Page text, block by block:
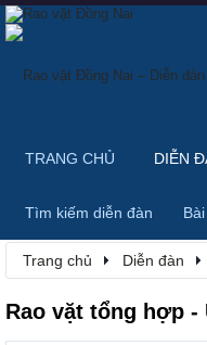
Trang chủ Diễn đàn
Rao vặt tổng hợp
TRANG CHỦ DIỄN
Tìm kiếm diễn đàn